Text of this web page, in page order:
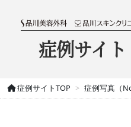
症例サイト
症例サイトTOP 症例写真（